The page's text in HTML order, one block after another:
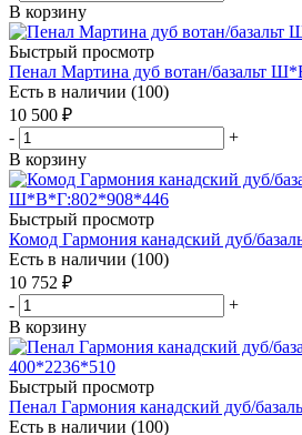
В корзину
Быстрый просмотр
Пенал Мартина дуб вотан/базальт
Есть в наличии (100)
10 500 ₽
-
+
В корзину
Быстрый просмотр
Комод Гармония канадский дуб/
Есть в наличии (100)
10 752 ₽
-
+
В корзину
Быстрый просмотр
Пенал Гармония канадский дуб/
Есть в наличии (100)